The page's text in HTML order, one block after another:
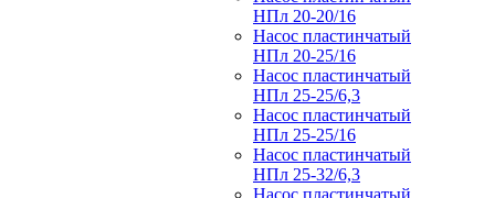
НПл 20-20/16
Насос пластинчатый
НПл 20-25/16
Насос пластинчатый
НПл 25-25/6,3
Насос пластинчатый
НПл 25-25/16
Насос пластинчатый
НПл 25-32/6,3
Насос пластинчатый